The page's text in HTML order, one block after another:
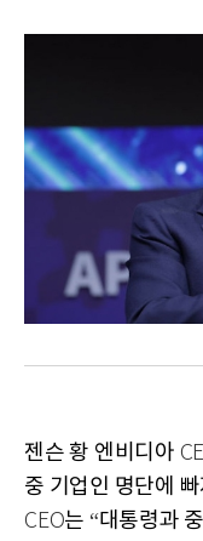
젠슨 황 엔비디아
중 기업인 명단에 빠
CEO는 “대통령과